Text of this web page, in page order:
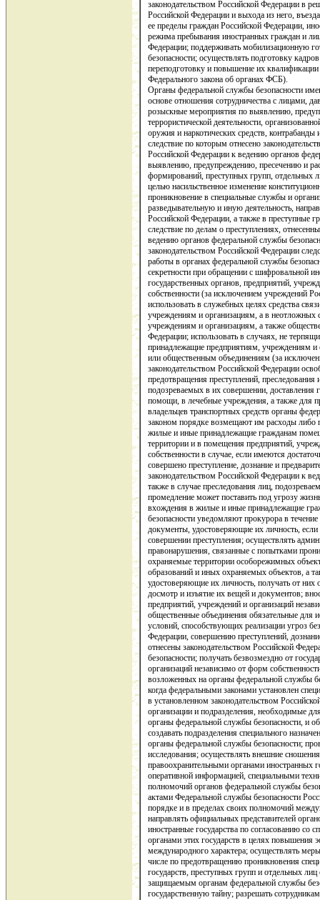
законодательством Российской Федерации в
Российской Федерации и выхода из него,
ее пределы граждан Российской Федерации,
режима пребывания иностранных граждан и
Федерации; поддерживать мобилизационную
безопасности; осуществлять подготовку
переподготовку и повышение их квалификации
Федерального закона об органах ФСБ).
Органы федеральной службы безопасности
основе отношения сотрудничества с лицами,
розыскные мероприятия по выявлению,
террористической деятельности,
оружия и наркотических средств, контрабанды
следствие по которым отнесено
Российской Федерации к ведению органов
выявлению, предупреждению, пресечению и
формирований, преступных групп, отдельных
целью насильственное изменение
проникновение в специальные службы и
разведывательную и иную деятельность,
Российской Федерации, а также в преступные
следствие по делам о преступлениях,
ведению органов федеральной службы
законодательством Российской Федерации
работы в органах федеральной службы
секретности при обращении с шифровальной
государственных органов, предприятий,
собственности (за исключением учреждений
использовать в служебных целях средства
учреждениям и организациям, а в
учреждениям и организациям, а также
Федерации; использовать в случаях, не
принадлежащие предприятиям, учреждениям и
или общественным объединениям (за
законодательством Российской Федерации
предотвращения преступлений,
подозреваемых в их совершении,
помощи, в лечебные учреждения, а также для
владельцев транспортных средств органы
законом порядке возмещают им расходы либо
жилые и иные принадлежащие гражданам
территории и в помещения предприятий,
собственности в случае, если имеются
совершено преступление, дознание и
законодательством Российской Федерации к
также в случае преследования лиц,
промедление может поставить под угрозу
вхождения в жилые и иные принадлежащие
безопасности уведомляют прокурора в
документы, удостоверяющие их личность,
совершении преступления; осуществлять
правонарушения, связанные с попытками
охраняемые территории особорежимных
образований и иных охраняемых объектов, а
удостоверяющие их личность, получать от
досмотр и изъятие их вещей и документов;
предприятий, учреждений и организаций
общественные объединения обязательные для
условий, способствующих реализации угроз
Федерации, совершению преступлений,
отнесены законодательством Российской
безопасности; получать безвозмездно от
организаций независимо от форм
возложенных на органы федеральной службы
когда федеральными законами установлен
в установленном законодательством
организации и подразделения, необходимые
органы федеральной службы безопасности, и
создавать подразделения специального
органы федеральной службы безопасности;
исследования; осуществлять внешние
правоохранительными органами иностранных
оперативной информацией, специальными
полномочий органов федеральной службы
актами Федеральной службы безопасности
порядке и в пределах своих полномочий
направлять официальных представителей
иностранные государства по согласованию
органами этих государств в целях повышения
международного характера; осуществлять
числе по предотвращению проникновения
государств, преступных групп и отдельных
защищаемым органам федеральной службы
государственную тайну; разрешать